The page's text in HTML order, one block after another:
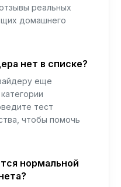
реальных
домашнего
нет в списке?
еще
тест
чтобы помочь
нормальной